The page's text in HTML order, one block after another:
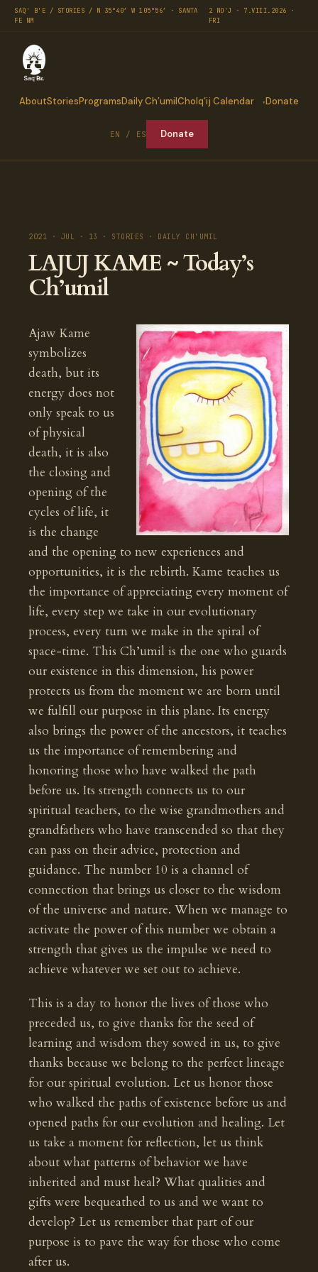
SAQ' B'E / STORIES / N 35°40′ W 105°56′ · SANTA
FE NM
2 NO'J · 7.VIII.2026 ·
FRI
AboutStoriesProgramsDaily Ch’umilCholq’ij Calendar Donate
EN / ES Donate
2021 · JUL · 13 · STORIES · DAILY CH'UMIL
LAJUJ KAME ~ Today’s
Ch’umil
Ajaw Kame
symbolizes
death, but its
energy does not
only speak to us
of physical
death, it is also
the closing and
opening of the
cycles of life, it
is the change
and the opening to new experiences and
opportunities, it is the rebirth. Kame teaches us
the importance of appreciating every moment of
life, every step we take in our evolutionary
process, every turn we make in the spiral of
space-time. This Ch’umil is the one who guards
our existence in this dimension, his power
protects us from the moment we are born until
we fulfill our purpose in this plane. Its energy
also brings the power of the ancestors, it teaches
us the importance of remembering and
honoring those who have walked the path
before us. Its strength connects us to our
spiritual teachers, to the wise grandmothers and
grandfathers who have transcended so that they
can pass on their advice, protection and
guidance. The number 10 is a channel of
connection that brings us closer to the wisdom
of the universe and nature. When we manage to
activate the power of this number we obtain a
strength that gives us the impulse we need to
achieve whatever we set out to achieve.
This is a day to honor the lives of those who
preceded us, to give thanks for the seed of
learning and wisdom they sowed in us, to give
thanks because we belong to the perfect lineage
for our spiritual evolution. Let us honor those
who walked the paths of existence before us and
opened paths for our evolution and healing. Let
us take a moment for reflection, let us think
about what patterns of behavior we have
inherited and must heal? What qualities and
gifts were bequeathed to us and we want to
develop? Let us remember that part of our
purpose is to pave the way for those who come
after us.